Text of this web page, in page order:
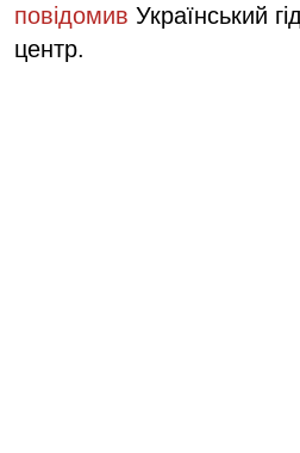
повідомив Український
центр.